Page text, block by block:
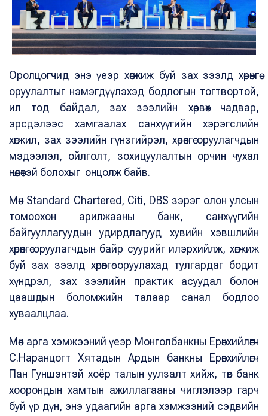
Оролцогчид энэ үеэр хөгжиж буй зах зээлд хөрөнгө
оруулалтыг нэмэгдүүлэхэд бодлогын тогтвортой,
ил тод байдал, зах зээлийн хөрвөх чадвар,
эрсдэлээс хамгаалах санхүүгийн хэрэгслийн
хөгжил, зах зээлийн гүнзгийрэл, хөрөнгө оруулагчдын
мэдээлэл, ойлголт, зохицуулалтын орчин чухал
нөлөөтэй болохыг онцолж байв.
Мөн Standard Chartered, Citi, DBS зэрэг олон улсын
томоохон арилжааны банк, санхүүгийн
байгууллагуудын удирдлагууд хувийн хэвшлийн
хөрөнгө оруулагчдын байр суурийг илэрхийлж, хөгжиж
буй зах зээлд хөрөнгө оруулахад тулгардаг бодит
хүндрэл, зах зээлийн практик асуудал болон
цаашдын боломжийн талаар санал бодлоо
хуваалцлаа.
Мөн арга хэмжээний үеэр Монголбанкны Ерөнхийлөгч
С.Наранцогт Хятадын Ардын банкны Ерөнхийлөгч
Пан Гуншэнтэй хоёр талын уулзалт хийж, төв банк
хоорондын хамтын ажиллагааны чиглэлээр гарч
буй үр дүн, энэ удаагийн арга хэмжээний сэдвийн